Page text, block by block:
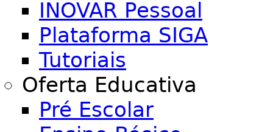
INOVAR Pessoal
Plataforma SIGA
Tutoriais
Oferta Educativa
Pré Escolar